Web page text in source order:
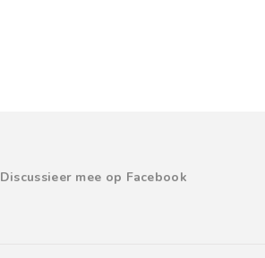
Discussieer mee op Facebook